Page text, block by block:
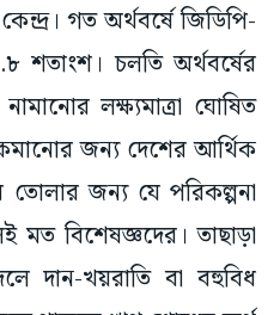
গত অর্থবর্ষে জিডিপি-
শতাংশ। চলতি অর্থবর্ষের
লক্ষ্যমাত্রা ঘোষিত
জন্য দেশের আর্থিক
জন্য যে পরিকল্পনা
মত বিশেষজ্ঞদের। তাছাড়া
দান-খয়রাতি বা বহুবিধ